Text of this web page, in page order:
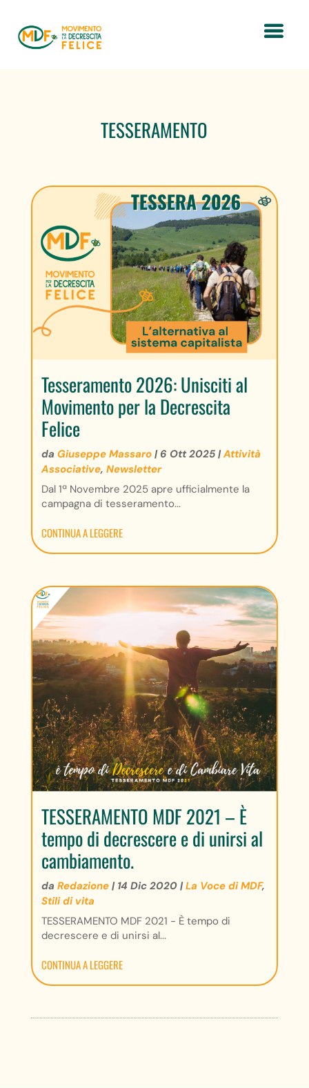
TESSERAMENTO
Tesseramento 2026: Unisciti al
Movimento per la Decrescita
Felice
da Giuseppe Massaro| 6 Ott 2025|Attività
Associative, Newsletter
Dal 1ª Novembre 2025 apre ufficialmente la
campagna di tesseramento...
CONTINUA A LEGGERE
TESSERAMENTO MDF 2021 – È
tempo di decrescere e di unirsi al
cambiamento.
da Redazione| 14 Dic 2020|La Voce di MDF,
Stili di vita
TESSERAMENTO MDF 2021 - È tempo di
decrescere e di unirsi al...
CONTINUA A LEGGERE